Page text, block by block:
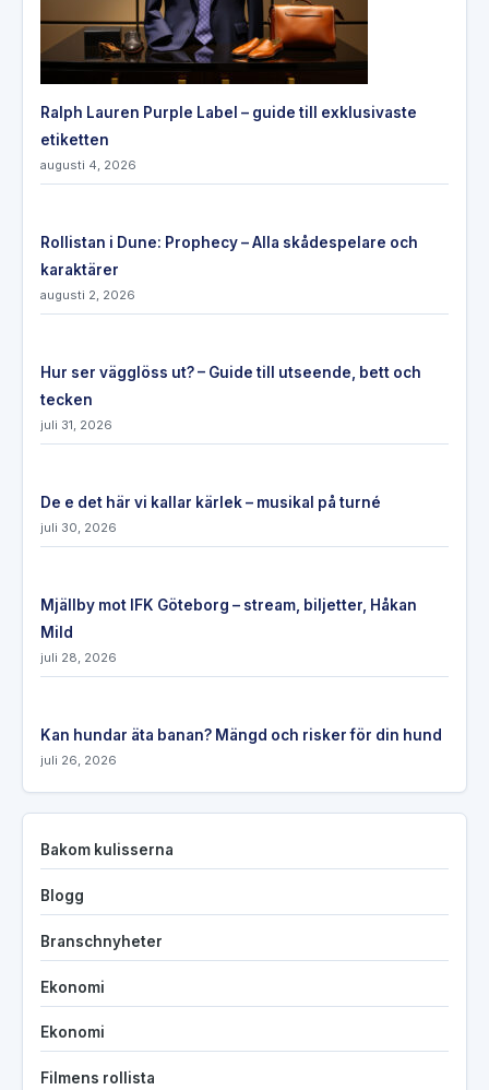
Ralph Lauren Purple Label – guide till exklusivaste
etiketten
augusti 4, 2026
Rollistan i Dune: Prophecy – Alla skådespelare och
karaktärer
augusti 2, 2026
Hur ser vägglöss ut? – Guide till utseende, bett och
tecken
juli 31, 2026
De e det här vi kallar kärlek – musikal på turné
juli 30, 2026
Mjällby mot IFK Göteborg – stream, biljetter, Håkan
Mild
juli 28, 2026
Kan hundar äta banan? Mängd och risker för din hund
juli 26, 2026
Bakom kulisserna
Blogg
Branschnyheter
Ekonomi
Ekonomi
Filmens rollista